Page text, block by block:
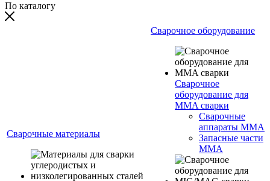
По каталогу
Сварочные материалы
Сварочное оборудование
Сварочное
оборудование для
MMA сварки
Сварочные
аппараты MMA
Запасные части
MMA